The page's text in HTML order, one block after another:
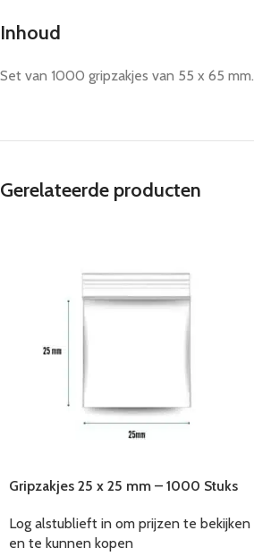
Inhoud
Set van 1000 gripzakjes van 55 x 65 mm.
Gerelateerde producten
Gripzakjes 25 x 25 mm – 1000 Stuks
Log alstublieft in om prijzen te bekijken
en te kunnen kopen